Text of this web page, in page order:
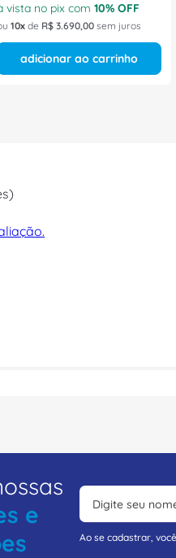
vista no pix com 10% OFF
10 de R$ 3.690,00 sem juros
adicionar ao carrinho
e
Ao se cadastrar,